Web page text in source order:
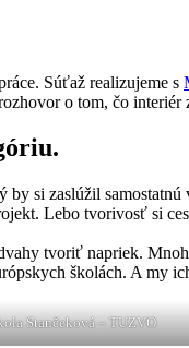
Súťaž realizujeme s
o tom, čo
si zaslúžil
Lebo tvorivosť si
tvoriť napriek.
školách. A my
Stančeková – TUZVO